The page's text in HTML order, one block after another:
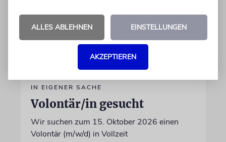
IN EIGENER SACHE
Volontär/in gesucht
Wir suchen zum 15. Oktober 2026 einen
Volontär (m/w/d) in Vollzeit
ALLES ABLEHNEN EINSTELLUNGEN
AKZEPTIEREN